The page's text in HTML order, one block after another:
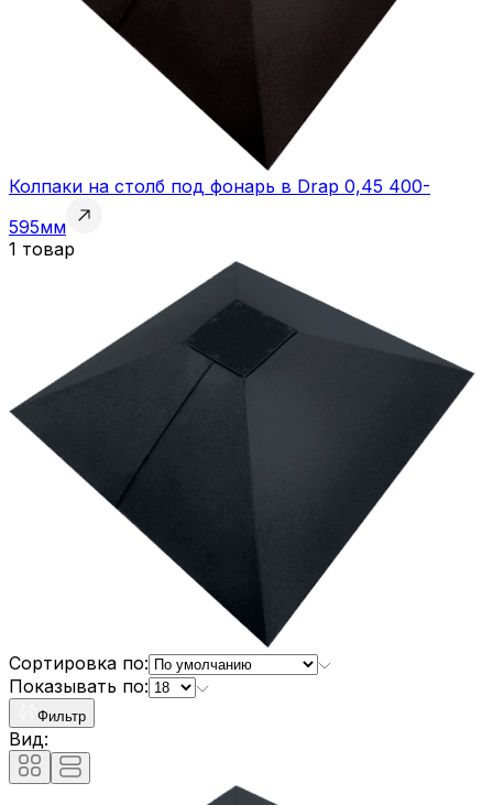
Колпаки на столб под фонарь в Drap 0,45 400-
595мм
1 товар
Сортировка по:
Показывать по:
Фильтр
Вид: